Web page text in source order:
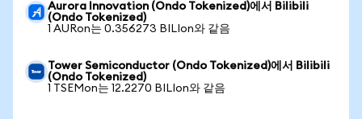
Aurora Innovation (Ondo Tokenized)에서 Bilibili
(Ondo Tokenized)
1 AURon는 0.356273 BILIon와 같음
Tower Semiconductor (Ondo Tokenized)에서 Bilibili
(Ondo Tokenized)
1 TSEMon는 12.2270 BILIon와 같음